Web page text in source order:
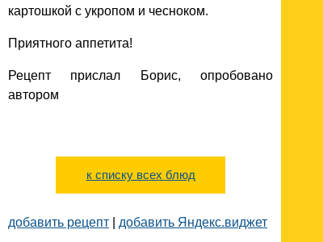
картошкой с укропом и чесноком.
Приятного аппетита!
Рецепт прислал Борис, опробовано
автором
к списку всех блюд
добавить рецепт добавить Яндекс.виджет